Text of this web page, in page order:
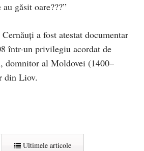
găsit oare???”
a fost atestat documentar
într-un privilegiu acordat de
domnitor al Moldovei (1400–
din Liov.
Ultimele articole